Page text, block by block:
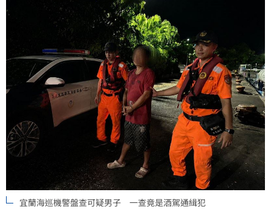
宜蘭海巡機警盤查可疑男子 一查竟是酒駕通緝犯